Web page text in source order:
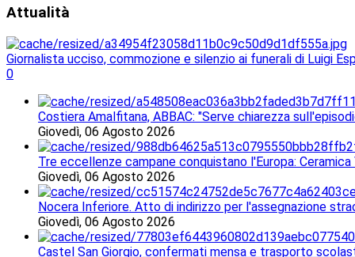
Attualità
Giornalista ucciso, commozione e silenzio ai funerali di Luigi
0
Costiera Amalfitana, ABBAC: "Serve chiarezza
Giovedì, 06 Agosto 2026
Tre eccellenze campane conquistano l'Europa:
Giovedì, 06 Agosto 2026
Nocera Inferiore. Atto di indirizzo per l'assegnazione
Giovedì, 06 Agosto 2026
Castel San Giorgio, confermati mensa e trasporto